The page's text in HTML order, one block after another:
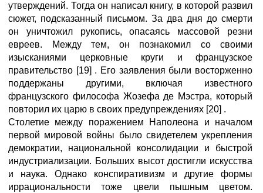
утверждений. Тогда он написал книгу, в которой развил
сюжет, подсказанный письмом. За два дня до смерти
он уничтожил рукопись, опасаясь массовой резни
евреев. Между тем, он познакомил со своими
изысканиями церковные круги и французское
правительство [19] . Его заявления были восторженно
поддержаны другими, включая известного
французского философа Жозефа де Мэстра, который
повторил их царю в своих предупреждениях [20] .
Столетие между поражением Наполеона и началом
первой мировой войны было свидетелем укрепления
демократии, национальной консолидации и быстрой
индустриализации. Больших высот достигли искусства
и наука. Однако конспиративизм и другие формы
иррациональности тоже цвели пышным цветом.